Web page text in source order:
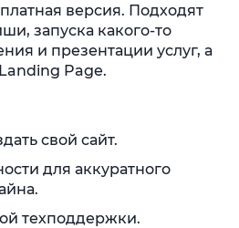
версия. Подходят
запуска какого-то
и презентации услуг, а
Page.
свой сайт.
для аккуратного
техподдержки.